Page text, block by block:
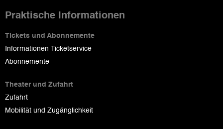
Praktische Informationen
Tickets und Abonnemente
Informationen Ticketservice
Abonnemente
Theater und Zufahrt
Zufahrt
Mobilität und Zugänglichkeit